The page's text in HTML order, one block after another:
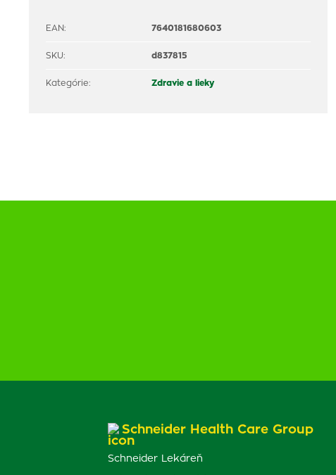
EAN: 7640181680603
SKU: d837815
Kategórie: Zdravie a lieky
Schneider Health Care Group
Schneider Lekáreň